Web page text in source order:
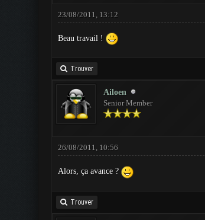
23/08/2011, 13:12
Beau travail !
Trouver
Ailoen
Senior Member
26/08/2011, 10:56
Alors, ça avance ?
Trouver